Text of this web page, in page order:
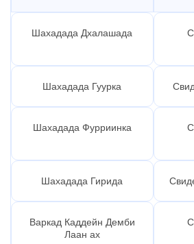
Шахадада Дхалашада
Шахадада Гуурка
Шахадада Фурриинка
Шахадада Гирида
Варкад Каддейн Демби
Лаан ах